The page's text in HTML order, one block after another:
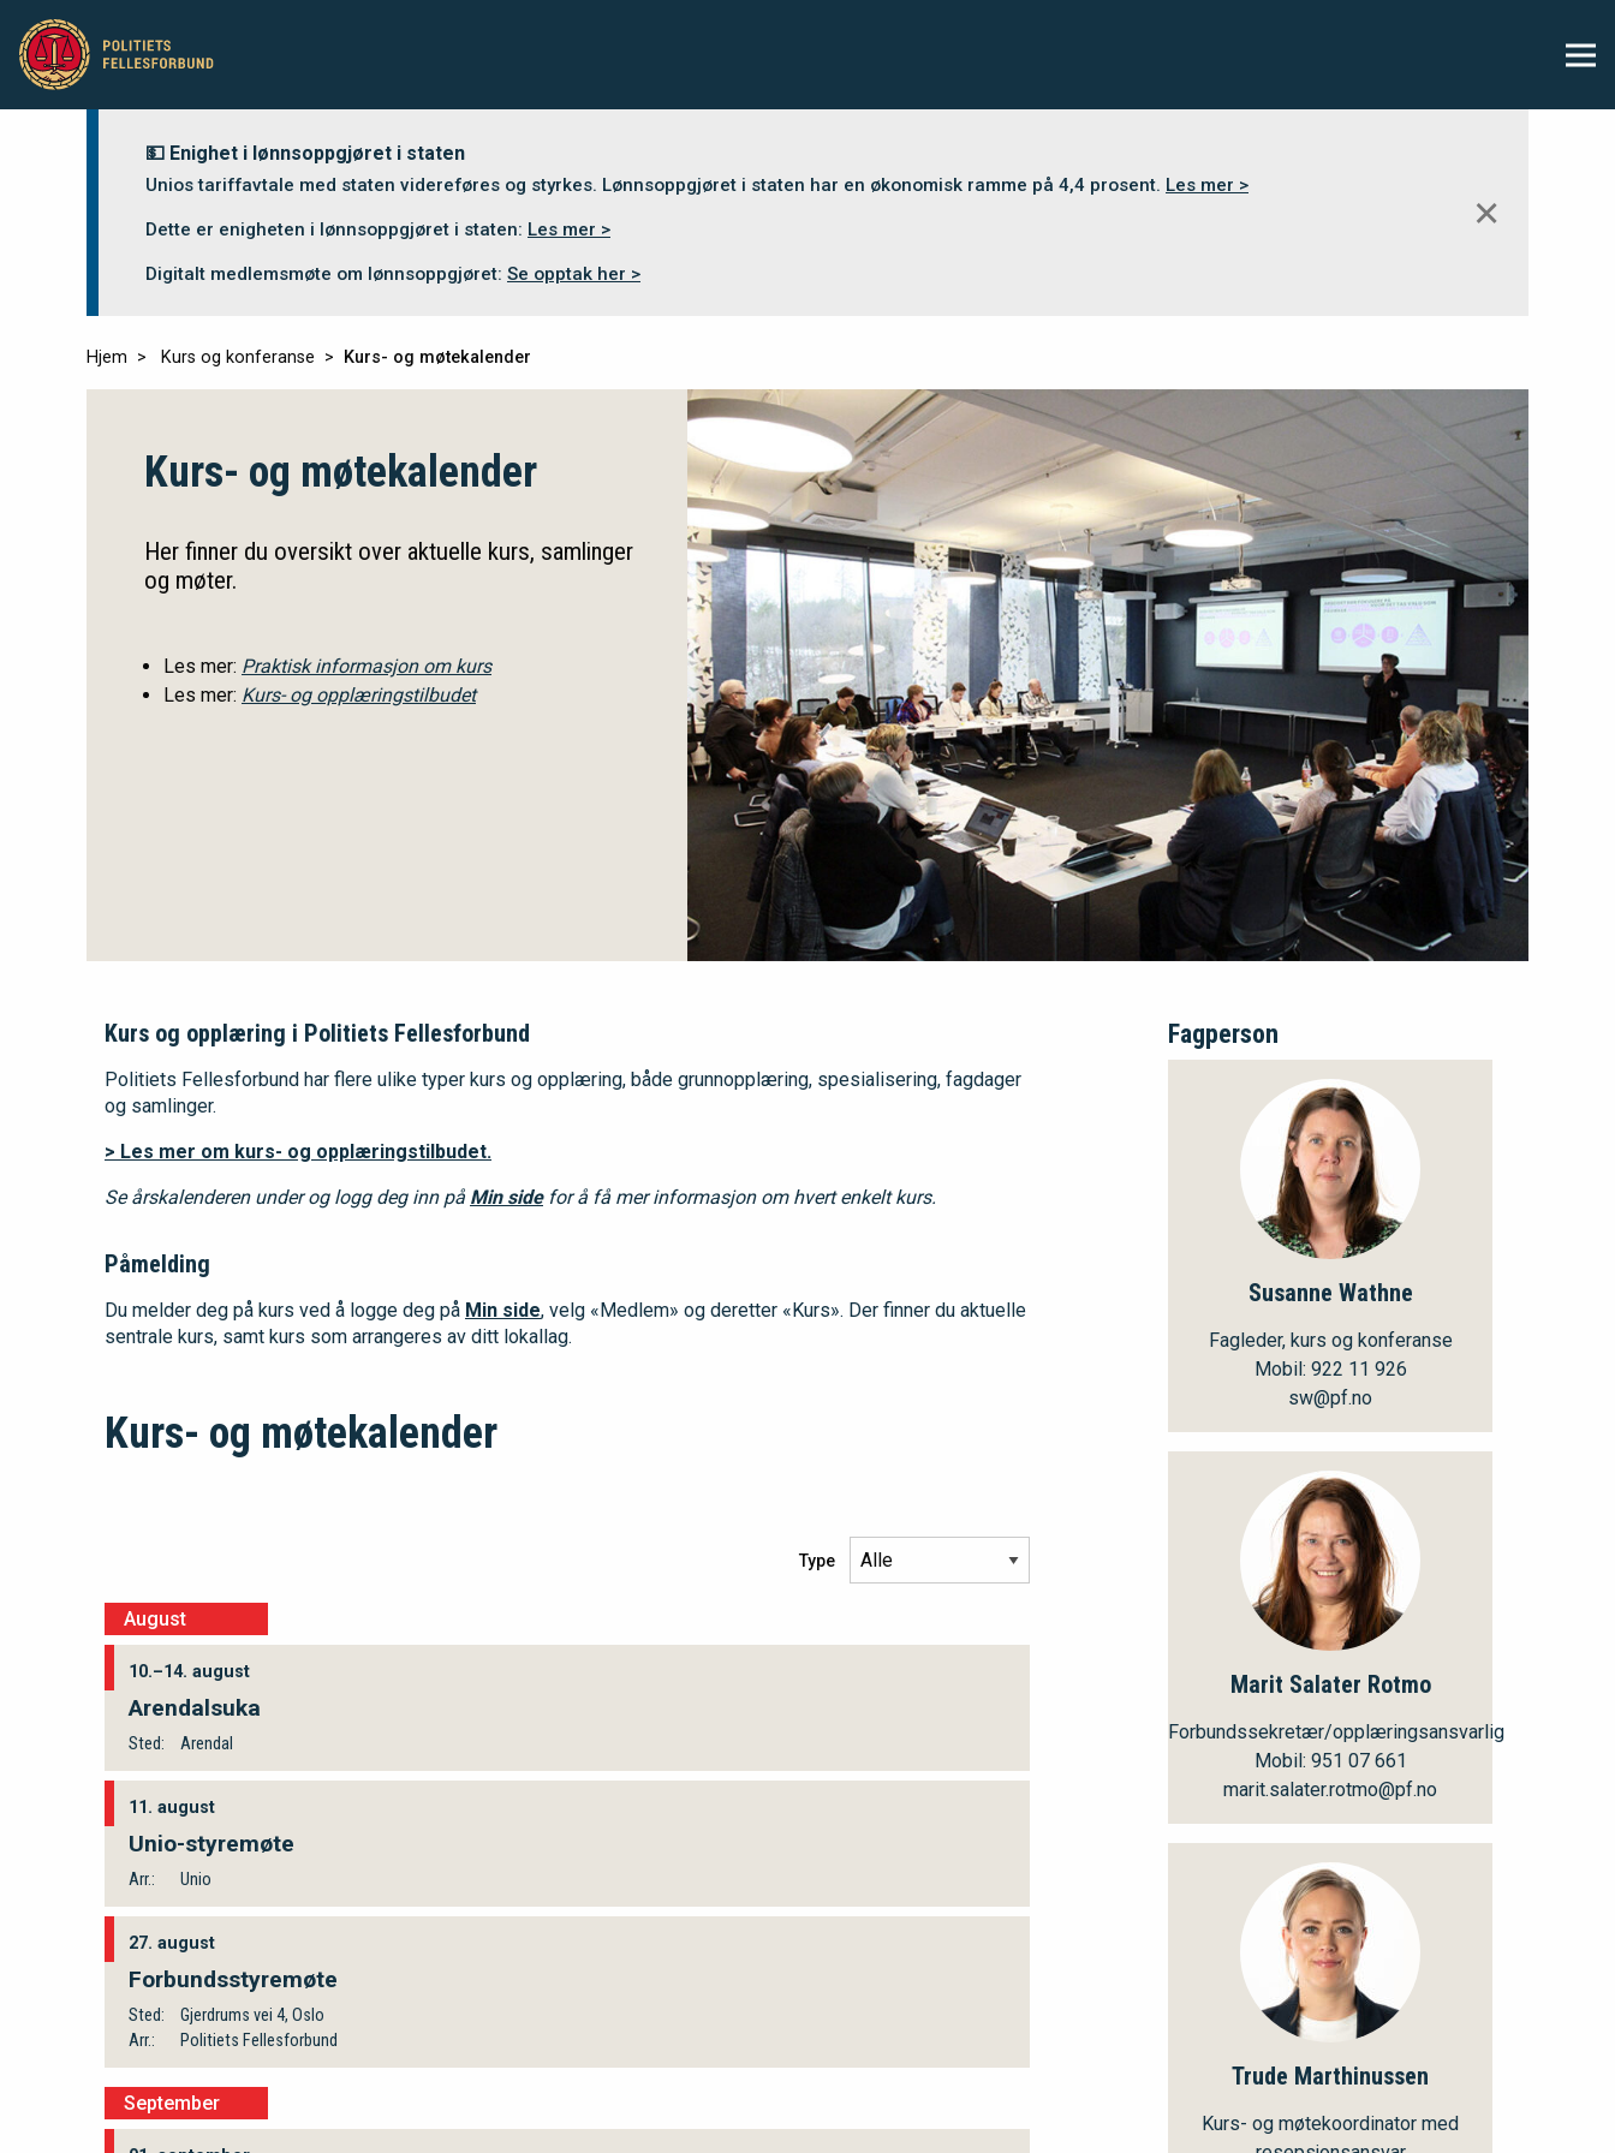
💵 Enighet i lønnsoppgjøret i staten
Unios tariffavtale med staten videreføres og styrkes. Lønnsoppgjøret i staten har en økonomisk ramme på 4,4 prosent. Les mer >
Dette er enigheten i lønnsoppgjøret i staten: Les mer >
Digitalt medlemsmøte om lønnsoppgjøret: Se opptak her >
✕
Hjem Kurs og konferanse Kurs- og møtekalender
Kurs- og møtekalender
Her finner du oversikt over aktuelle kurs, samlinger
og møter.
Les mer: Praktisk informasjon om kurs
Les mer: Kurs- og opplæringstilbudet
Kurs og opplæring i Politiets Fellesforbund
Politiets Fellesforbund har flere ulike typer kurs og opplæring, både grunnopplæring, spesialisering, fagdager
og samlinger.
> Les mer om kurs- og opplæringstilbudet.
Se årskalenderen under og logg deg inn på Min sidefor å få mer informasjon om hvert enkelt kurs.
Påmelding
Du melder deg på kurs ved å logge deg på Min side, velg «Medlem» og deretter «Kurs». Der finner du aktuelle
sentrale kurs, samt kurs som arrangeres av ditt lokallag.
Kurs- og møtekalender
Type
August
10.–14. august
Arendalsuka
Sted: Arendal
11. august
Unio-styremøte
Arr.: Unio
27. august
Forbundsstyremøte
Sted:
Gjerdrums vei 4, Oslo
Arr.:
Politiets Fellesforbund
September
Fagperson
Susanne Wathne
Fagleder, kurs og konferanse
Mobil: 922 11 926
sw@pf.no
Marit Salater Rotmo
Forbundssekretær/opplæringsansvarlig
Mobil: 951 07 661
marit.salater.rotmo@pf.no
Trude Marthinussen
Kurs- og møtekoordinator med